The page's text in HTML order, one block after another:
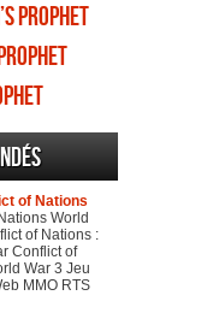
Prophet
of Nations
World
of Nations :
Conflict of
War 3 Jeu
MMO RTS